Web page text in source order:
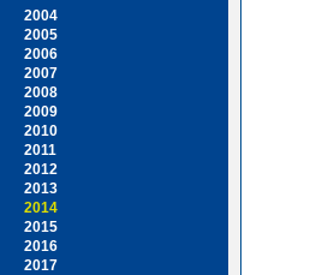
2004
2005
2006
2007
2008
2009
2010
2011
2012
2013
2014
2015
2016
2017